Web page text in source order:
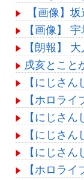
【画像】
【画像】
【朗報】
戌亥とこと
【にじさ
【ホロラ
【にじさ
【にじさ
【にじさ
【ホロラ